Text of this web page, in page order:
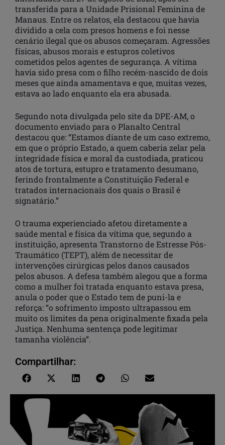
transferida para a Unidade Prisional Feminina de
Manaus. Entre os relatos, ela destacou que havia
dividido a cela com presos homens e foi nesse
cenário ilegal que os abusos começaram. Agressões
físicas, abusos morais e estupros coletivos
cometidos pelos agentes de segurança. A vítima
havia sido presa com o filho recém-nascido de dois
meses que ainda amamentava e que, muitas vezes,
estava ao lado enquanto ela era abusada.
Segundo nota divulgada pelo site da DPE-AM, o
documento enviado para o Planalto Central
destacou que: “Estamos diante de um caso extremo,
em que o próprio Estado, a quem caberia zelar pela
integridade física e moral da custodiada, praticou
atos de tortura, estupro e tratamento desumano,
ferindo frontalmente a Constituição Federal e
tratados internacionais dos quais o Brasil é
signatário.”
O trauma experienciado afetou diretamente a
saúde mental e física da vítima que, segundo a
instituição, apresenta Transtorno de Estresse Pós-
Traumático (TEPT), além de necessitar de
intervenções cirúrgicas pelos danos causados
pelos abusos. A defesa também alegou que a forma
como a mulher foi tratada enquanto estava presa,
anula o poder que o Estado tem de puni-la e
reforça: “o sofrimento imposto ultrapassou em
muito os limites da pena originalmente fixada pela
Justiça. Nenhuma sentença pode legitimar
tamanha violência”.
Compartilhar: